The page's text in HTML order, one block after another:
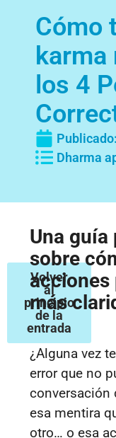
Cómo
karma
los 4
Publicado:
Dharma
Volver
al
principio
de la
entrada
Una
sobre
acciones
más
¿Alguna vez
error que no
conversación
esa mentira
otro… o esa